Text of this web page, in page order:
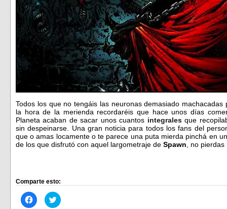
Todos los que no tengáis las neuronas demasiado
la hora de la merienda recordaréis que hace unos días
Planeta acaban de sacar unos cuantos integrales que
sin despeinarse. Una gran noticia para todos los fans del
que o amas locamente o te parece una puta mierda pinchá en
de los que disfrutó con aquel largometraje de Spawn , no
Comparte esto:
Haz
clic
Haz
clic